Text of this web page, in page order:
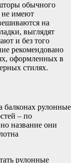
обычного
не имеют
на
выглядят
и без того
рекомендовано
оформленных в
стилях.
балконах рулонные
– по
название они
рулонные